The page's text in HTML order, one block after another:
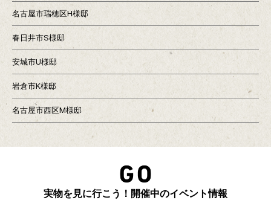
名古屋市瑞穂区H様邸
春日井市S様邸
安城市U様邸
岩倉市K様邸
名古屋市西区M様邸
実物を見に行こう！開催中のイベント情報